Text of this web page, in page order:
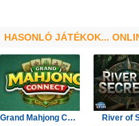
HASONLÓ JÁTÉKOK...
Grand Mahjong Connect River of